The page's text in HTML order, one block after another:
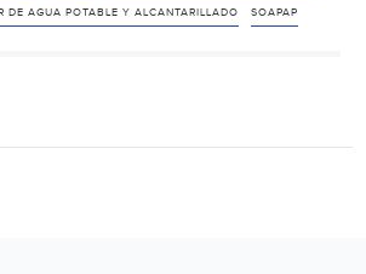
llama
DE AGUA POTABLE Y ALCANTARILLADO SOAPAP